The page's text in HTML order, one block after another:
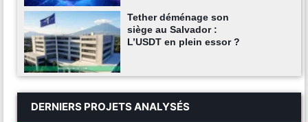
Tether déménage son
siège au Salvador :
L’USDT en plein essor ?
DERNIERS PROJETS ANALYSÉS